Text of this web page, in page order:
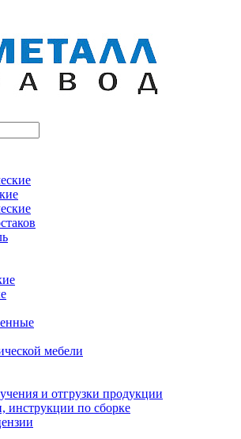
мебели
и отгрузки продукции
инструкции по сборке